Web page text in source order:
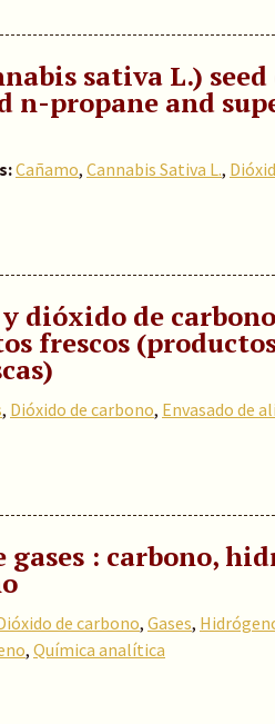
sativa L.)
n-propane and
Cañamo, Cannabis Sativa L.,
dióxido de
frescos
, Dióxido de carbono, Envasado de
: carbono,
de carbono, Gases,
, Química analítica